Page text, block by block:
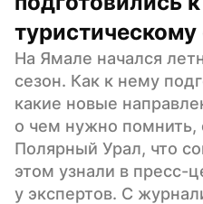
туристическому
На Ямале начался
сезон. Как к нему
какие новые
о чем нужно помнить,
Полярный Урал, что
этом узнали в пресс-
у экспертов. С